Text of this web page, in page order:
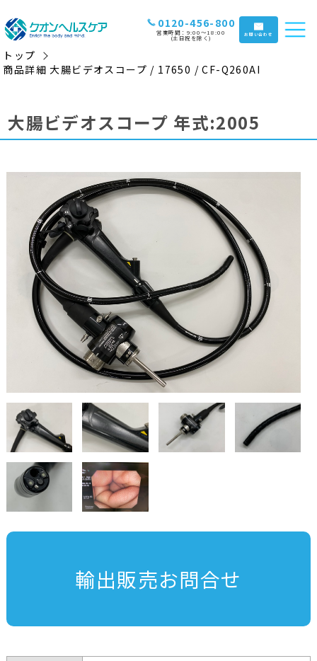
0120-456-800
営業時間：9:00〜18:00
(土日祝を除く) お問い合わせ
トップ
商品詳細 大腸ビデオスコープ / 17650 / CF-Q260AI
大腸ビデオスコープ 年式:2005
輸出販売お問合せ